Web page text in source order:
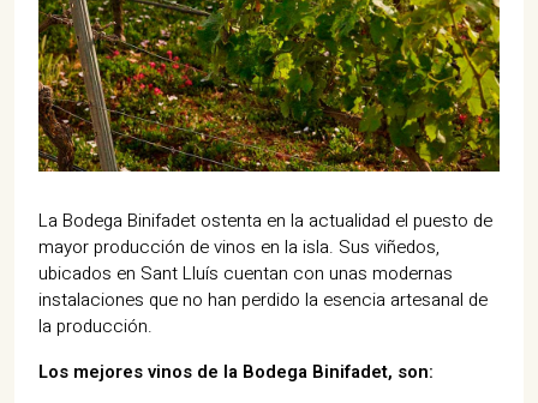
La Bodega Binifadet ostenta en la actualidad el puesto de
mayor producción de vinos en la isla. Sus viñedos,
ubicados en Sant Lluís cuentan con unas modernas
instalaciones que no han perdido la esencia artesanal de
la producción.
Los mejores vinos de la Bodega Binifadet, son: